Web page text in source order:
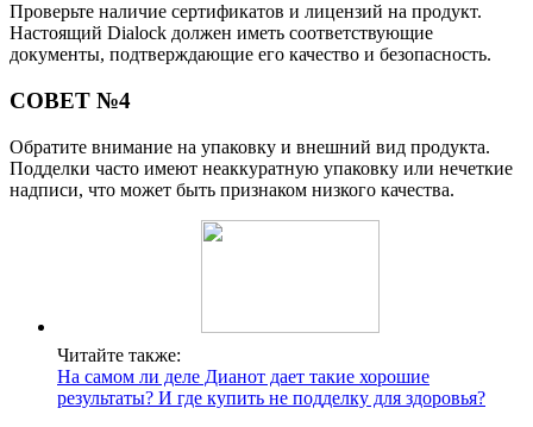
Проверьте наличие сертификатов и лицензий на продукт.
Настоящий Dialock должен иметь соответствующие
документы, подтверждающие его качество и безопасность.
СОВЕТ №4
Обратите внимание на упаковку и внешний вид продукта.
Подделки часто имеют неаккуратную упаковку или нечеткие
надписи, что может быть признаком низкого качества.
Читайте также:
На самом ли деле Дианот дает такие хорошие
результаты? И где купить не подделку для здоровья?